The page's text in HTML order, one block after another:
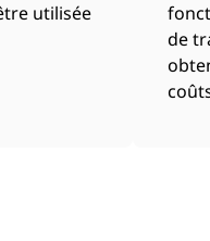
utilisée
de